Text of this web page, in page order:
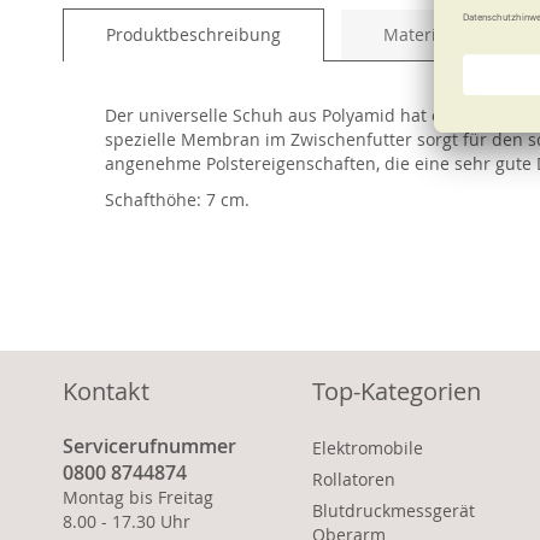
Produktbeschreibung Material und Pflege
Der universelle Schuh aus Polyamid hat ein
spezielle Membran im Zwischenfutter sorgt für den
angenehme Polstereigenschaften, die eine sehr
Schafthöhe: 7 cm.
Kontakt
Servicerufnummer
0800 8744874
Montag bis Freitag
8.00 - 17.30 Uhr
Top-Kategorien
Elektromobile
Rollatoren
Blutdruckmessgerät
Oberarm